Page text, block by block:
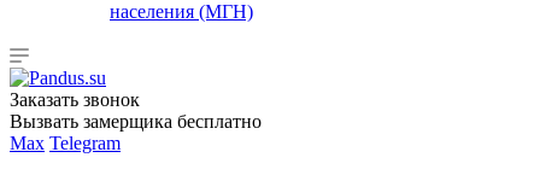
населения (МГН)
Заказать звонок
Вызвать замерщика бесплатно
Max Telegram